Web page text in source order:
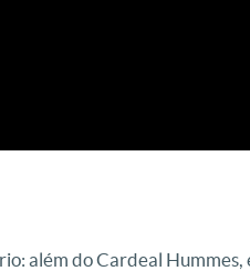
além do Cardeal